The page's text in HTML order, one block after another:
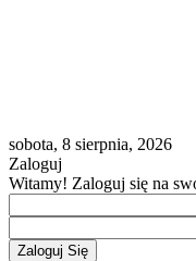
sobota, 8 sierpnia, 2026
Zaloguj
Witamy! Zaloguj się na